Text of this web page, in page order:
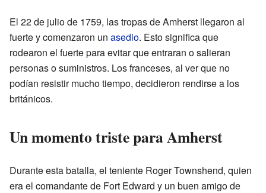
El 22 de julio de 1759, las tropas de Amherst llegaron al
fuerte y comenzaron un asedio. Esto significa que
rodearon el fuerte para evitar que entraran o salieran
personas o suministros. Los franceses, al ver que no
podían resistir mucho tiempo, decidieron rendirse a los
británicos.
Un momento triste para Amherst
Durante esta batalla, el teniente Roger Townshend, quien
era el comandante de Fort Edward y un buen amigo de